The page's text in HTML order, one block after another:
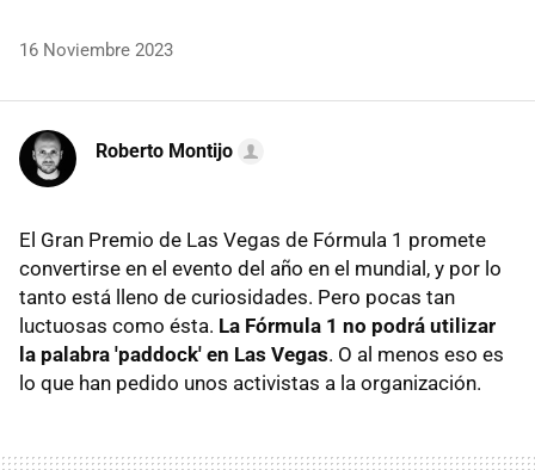
16 Noviembre 2023
Roberto Montijo
El Gran Premio de Las Vegas de Fórmula 1 promete
convertirse en el evento del año en el mundial, y por lo
tanto está lleno de curiosidades. Pero pocas tan
luctuosas como ésta. La Fórmula 1 no podrá utilizar
la palabra 'paddock' en Las Vegas. O al menos eso es
lo que han pedido unos activistas a la organización.